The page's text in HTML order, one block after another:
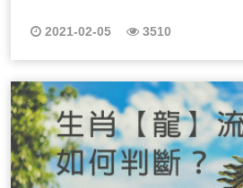
2021-02-05 3510